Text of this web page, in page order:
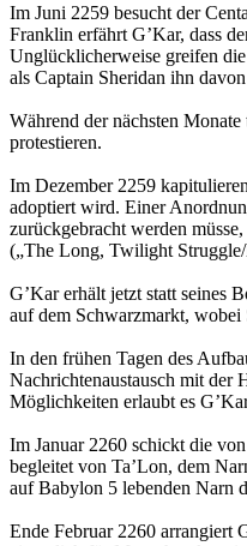
Im Juni 2259 besucht der
Franklin erfährt G’Kar, dass
Unglücklicherweise greifen
als Captain Sheridan ihn
Während der nächsten
protestieren.
Im Dezember 2259
adoptiert wird. Einer
zurückgebracht werden
(„The Long, Twilight
G’Kar erhält jetzt statt seines
auf dem Schwarzmarkt,
In den frühen Tagen des
Nachrichtenaustausch mit der
Möglichkeiten erlaubt es
Im Januar 2260 schickt die
begleitet von Ta’Lon, dem
auf Babylon 5 lebenden Narn
Ende Februar 2260 arrangiert